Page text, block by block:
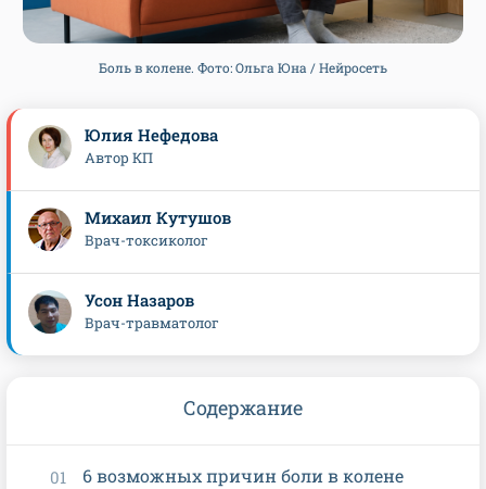
Боль в колене. Фото: Ольга Юна / Нейросеть
Юлия Нефедова
Автор КП
Михаил Кутушов
Врач-токсиколог
Усон Назаров
Врач-травматолог
Содержание
6 возможных причин боли в колене